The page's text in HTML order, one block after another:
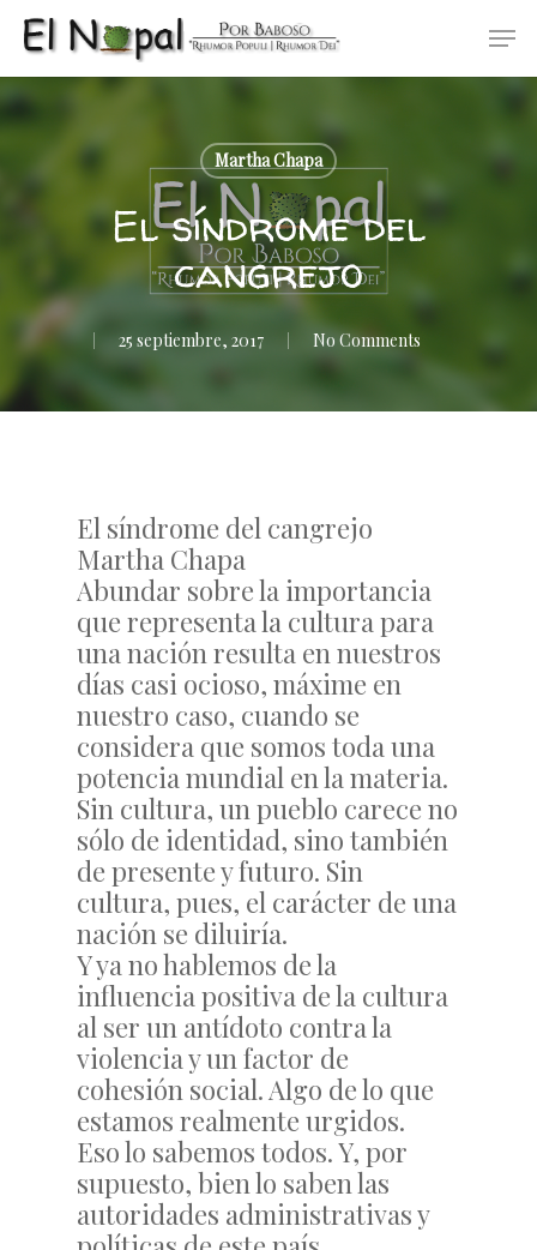
Skip
main
content
Martha Chapa
El síndrome del
cangrejo
25 septiembre, 2017 No Comments
El síndrome del cangrejo
Martha Chapa
Abundar sobre la importancia
que representa la cultura para
una nación resulta en nuestros
días casi ocioso, máxime en
nuestro caso, cuando se
considera que somos toda una
potencia mundial en la materia.
Sin cultura, un pueblo carece no
sólo de identidad, sino también
de presente y futuro. Sin
cultura, pues, el carácter de una
nación se diluiría.
Y ya no hablemos de la
influencia positiva de la cultura
al ser un antídoto contra la
violencia y un factor de
cohesión social. Algo de lo que
estamos realmente urgidos.
Eso lo sabemos todos. Y, por
supuesto, bien lo saben las
autoridades administrativas y